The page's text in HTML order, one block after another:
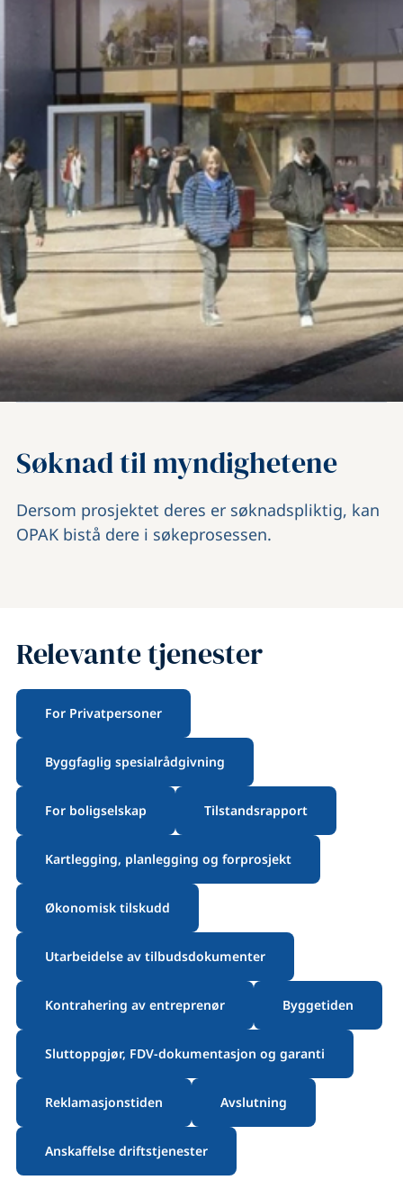
Søknad til myndighetene
Dersom prosjektet deres er søknadspliktig, kan
OPAK bistå dere i søkeprosessen.
Relevante tjenester
For Privatpersoner
Byggfaglig spesialrådgivning
For boligselskap Tilstandsrapport
Kartlegging, planlegging og forprosjekt
Økonomisk tilskudd
Utarbeidelse av tilbudsdokumenter
Kontrahering av entreprenør Byggetiden
Sluttoppgjør, FDV-dokumentasjon og garanti
Reklamasjonstiden Avslutning
Anskaffelse driftstjenester